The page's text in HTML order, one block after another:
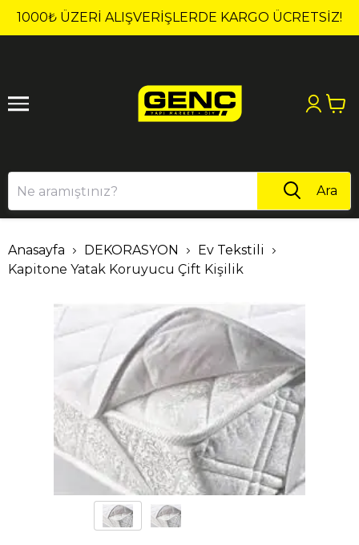
1000₺ ÜZERI ALIŞVERIŞLERDE KARGO ÜCRETSİZ!
1 2
Ara
Anasayfa DEKORASYON
Ev Tekstili
Kapitone Yatak Koruyucu Çift Kişilik